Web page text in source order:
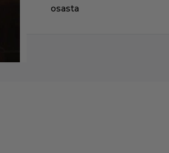
osasta